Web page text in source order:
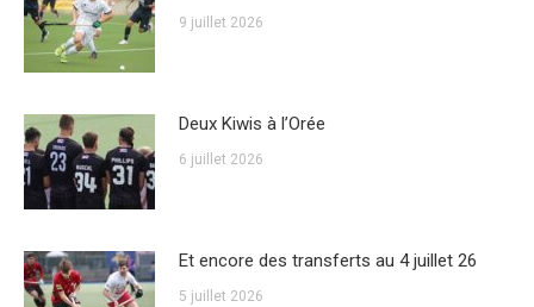
9 juillet 2026
Deux Kiwis à l’Orée
6 juillet 2026
Et encore des transferts au 4 juillet 26
5 juillet 2026